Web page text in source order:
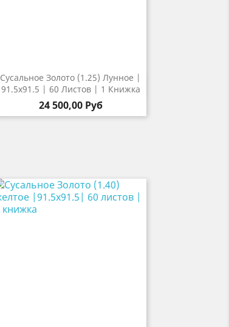
Сусальное Золото (1.25) Лунное |
91.5х91.5 | 60 Листов | 1 Книжка
24 500,00 Руб
 Быстрый просмотр